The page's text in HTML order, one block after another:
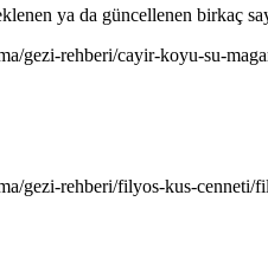
ya da güncellenen birkaç
gezi-rehberi/cayir-koyu-su-
gezi-rehberi/filyos-kus-